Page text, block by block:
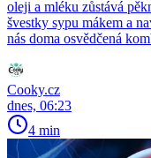
oleji a mléku zůstává
švestky sypu mákem a
nás doma osvědčená
Cooky.cz
dnes, 06:23
4 min